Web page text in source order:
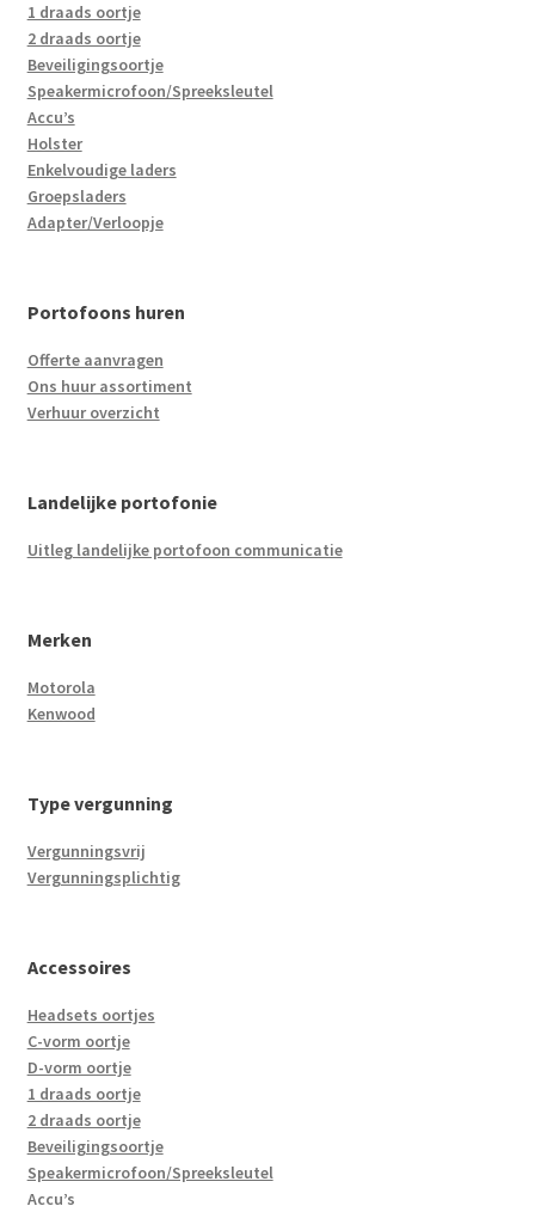
1 draads oortje
2 draads oortje
Beveiligingsoortje
Speakermicrofoon/Spreeksleutel
Accu’s
Holster
Enkelvoudige laders
Groepsladers
Adapter/Verloopje
Portofoons huren
Offerte aanvragen
Ons huur assortiment
Verhuur overzicht
Landelijke portofonie
Uitleg landelijke portofoon communicatie
Merken
Motorola
Kenwood
Type vergunning
Vergunningsvrij
Vergunningsplichtig
Accessoires
Headsets oortjes
C-vorm oortje
D-vorm oortje
1 draads oortje
2 draads oortje
Beveiligingsoortje
Speakermicrofoon/Spreeksleutel
Accu’s